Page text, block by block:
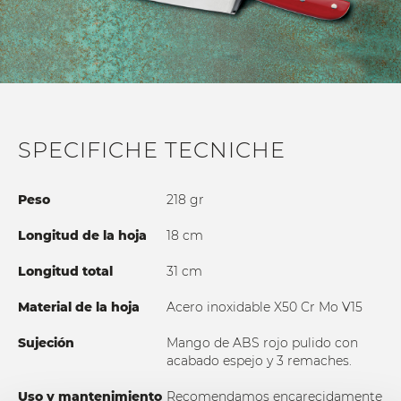
SPECIFICHE TECNICHE
Peso 218 gr
Longitud de la hoja 18 cm
Longitud total 31 cm
Material de la hoja Acero inoxidable X50 Cr Mo V15
Sujeción
Mango de ABS rojo pulido con
acabado espejo y 3 remaches.
Uso y mantenimiento Recomendamos encarecidamente